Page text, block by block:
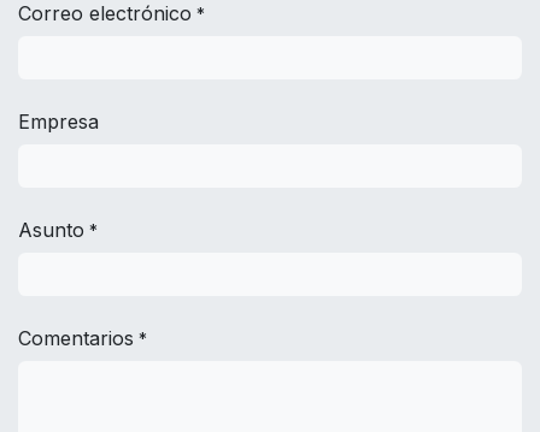
Correo electrónico *
Empresa
Asunto *
Comentarios *